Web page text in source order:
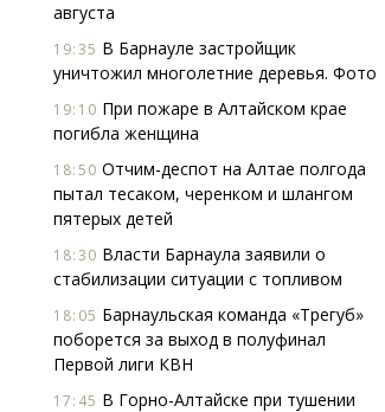
августа
19:35 В Барнауле застройщик
уничтожил многолетние деревья. Фото
19:10 При пожаре в Алтайском крае
погибла женщина
18:50 Отчим-деспот на Алтае полгода
пытал тесаком, черенком и шлангом
пятерых детей
18:30 Власти Барнаула заявили о
стабилизации ситуации с топливом
18:05 Барнаульская команда «Трегуб»
поборется за выход в полуфинал
Первой лиги КВН
17:45 В Горно-Алтайске при тушении